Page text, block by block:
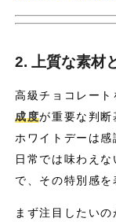
2. 上質な素材
高級チョコレー
成度が重要な判断
ホワイトデーは感
日常では味わえ
で、その特別感を
まず注目したいの